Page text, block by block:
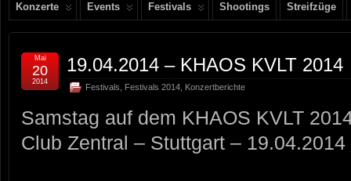
Konzerte Events Festivals Shootings Streifzüge
19.04.2014 – KHAOS KVLT 2014
Festivals Festivals 2014 Konzertberichte
Mai
20
2014
Samstag auf dem KHAOS KVLT
Club Zentral – Stuttgart – 19.04.2014